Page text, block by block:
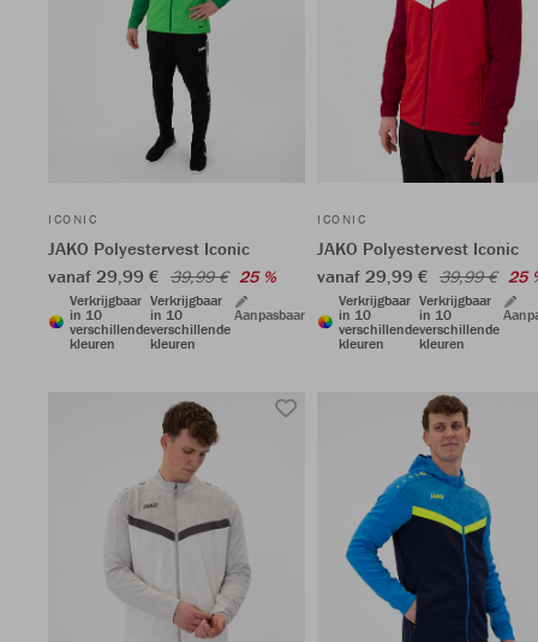
ICONIC
JAKO Polyestervest Iconic
vanaf 29,99 € 39,99 € 25 %
Verkrijgbaar
in 10
verschillende
kleuren
Verkrijgbaar
in 10
verschillende
kleuren
Aanpasbaar
ICONIC
JAKO Polyestervest Iconic
vanaf 29,99 € 39,99 € 25
Verkrijgbaar
in 10
verschillende
kleuren
Verkrijgbaar
in 10
verschillende
kleuren